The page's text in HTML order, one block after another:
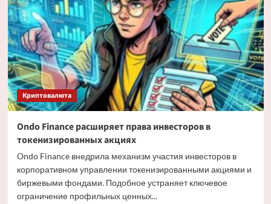
спроса
на
Bitcoin
Криптовалюта
Ondo Finance расширяет права инвесторов в
токенизированных акциях
Ondo Finance внедрила механизм участия инвесторов в
корпоративном управлении токенизированными акциями и
биржевыми фондами. Подобное устраняет ключевое
ограничение профильных ценных...